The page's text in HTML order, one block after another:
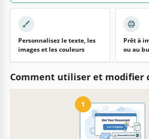
Personnalisez le texte, les
images et les couleurs
Prêt à
ou au
Comment utiliser et modifier
1